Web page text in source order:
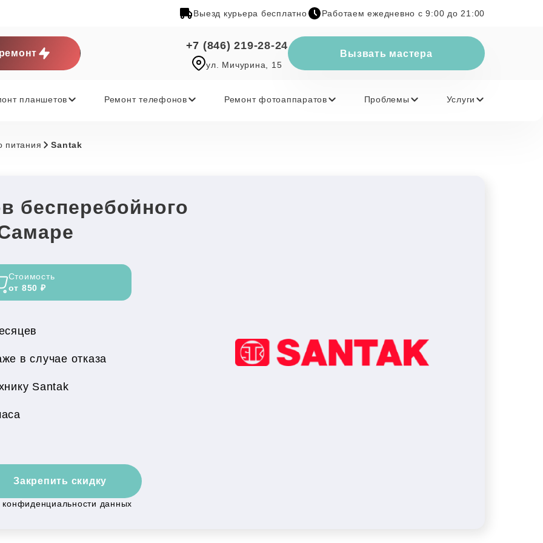
Выезд курьера бесплатно Работаем ежедневно с 9:00 до 21:00
+7 (846) 219-28-24
ул. Мичурина, 15
Вызвать мастера
планшетов Ремонт телефонов Ремонт фотоаппаратов Проблемы Услуги
питания Santak
бесперебойного
Стоимость
от 850 ₽
в случае отказа
Santak
Закрепить скидку
конфиденциальности данных